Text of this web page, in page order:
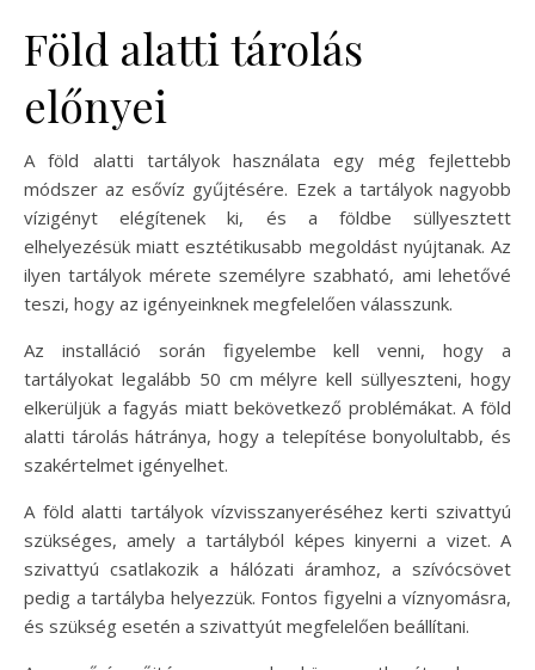
Föld alatti tárolás
előnyei
A föld alatti tartályok használata egy még fejlettebb
módszer az esővíz gyűjtésére. Ezek a tartályok nagyobb
vízigényt elégítenek ki, és a földbe süllyesztett
elhelyezésük miatt esztétikusabb megoldást nyújtanak. Az
ilyen tartályok mérete személyre szabható, ami lehetővé
teszi, hogy az igényeinknek megfelelően válasszunk.
Az installáció során figyelembe kell venni, hogy a
tartályokat legalább 50 cm mélyre kell süllyeszteni, hogy
elkerüljük a fagyás miatt bekövetkező problémákat. A föld
alatti tárolás hátránya, hogy a telepítése bonyolultabb, és
szakértelmet igényelhet.
A föld alatti tartályok vízvisszanyeréséhez kerti szivattyú
szükséges, amely a tartályból képes kinyerni a vizet. A
szivattyú csatlakozik a hálózati áramhoz, a szívócsövet
pedig a tartályba helyezzük. Fontos figyelni a víznyomásra,
és szükség esetén a szivattyút megfelelően beállítani.